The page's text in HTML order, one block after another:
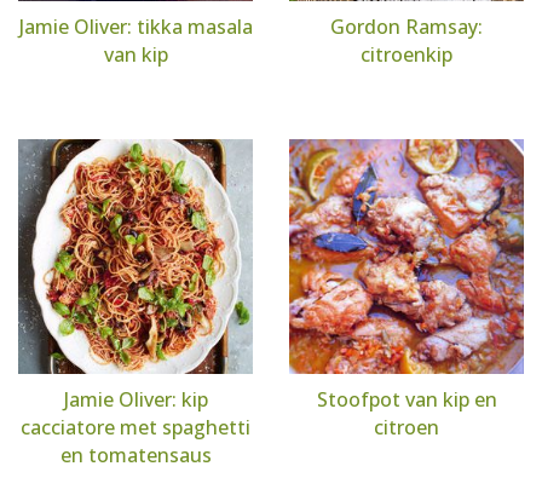
Jamie Oliver: tikka masala
van kip
Gordon Ramsay:
citroenkip
Jamie Oliver: kip
cacciatore met spaghetti
en tomatensaus
Stoofpot van kip en
citroen